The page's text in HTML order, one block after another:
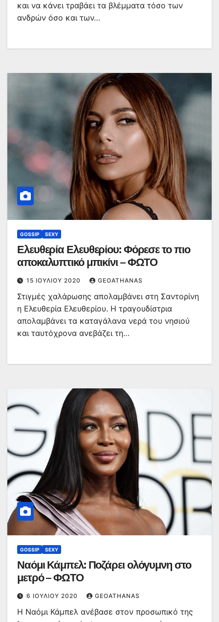
και να κάνει τραβάει τα βλέμματα τόσο των
ανδρών όσο και των…
GOSSIP SEXY
Ελευθερία Ελευθερίου: Φόρεσε το πιο
αποκαλυπτικό μπικίνι – ΦΩΤΟ
15 ΙΟΥΛΊΟΥ 2020 GEOATHANAS
Στιγμές χαλάρωσης απολαμβάνει στη Σαντορίνη
η Ελευθερία Ελευθερίου. Η τραγουδίστρια
απολαμβάνει τα καταγάλανα νερά του νησιού
και ταυτόχρονα ανεβάζει τη…
GOSSIP SEXY
Ναόμι Κάμπελ: Ποζάρει ολόγυμνη στο
μετρό – ΦΩΤΟ
6 ΙΟΥΛΊΟΥ 2020 GEOATHANAS
Η Ναόμι Κάμπελ ανέβασε στον προσωπικό της